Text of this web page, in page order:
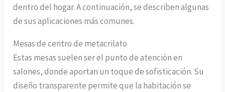
dentro del hogar. A continuación, se describen algunas
de sus aplicaciones más comunes.
Mesas de centro de metacrilato
Estas mesas suelen ser el punto de atención en
salones, donde aportan un toque de sofisticación. Su
diseño transparente permite que la habitación se